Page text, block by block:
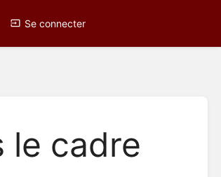
Se connecter
le cadre